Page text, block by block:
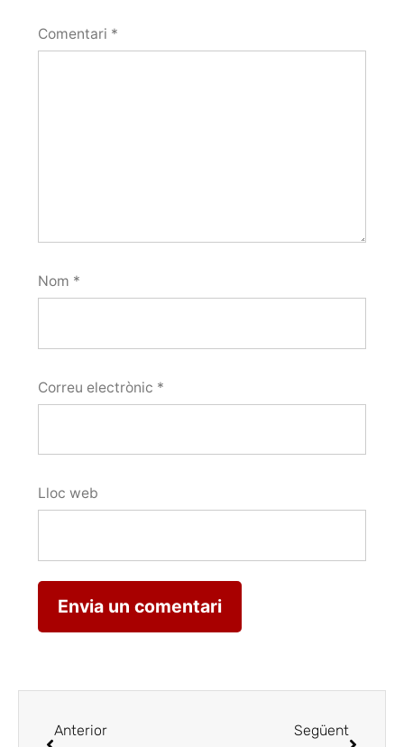
Comentari *
Nom *
Correu electrònic *
Lloc web
Anterior Següent